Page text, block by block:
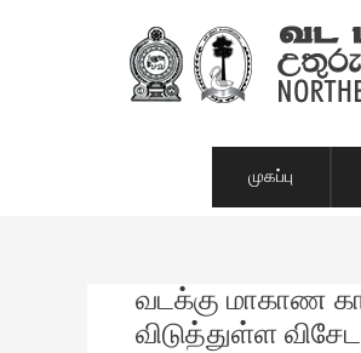
முகப்பு
வடக்கு மாகாண
விடுத்துள்ள
Post
navigation